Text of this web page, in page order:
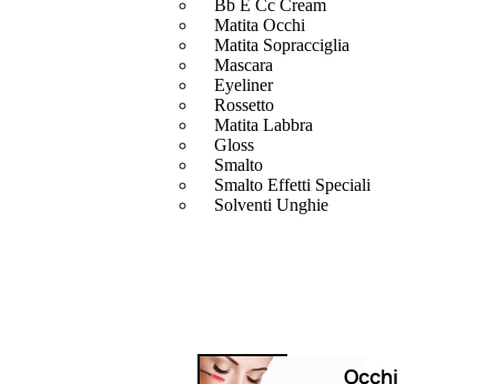
Bb E Cc Cream
Matita Occhi
Matita Sopracciglia
Mascara
Eyeliner
Rossetto
Matita Labbra
Gloss
Smalto
Smalto Effetti Speciali
Solventi Unghie
Occhi